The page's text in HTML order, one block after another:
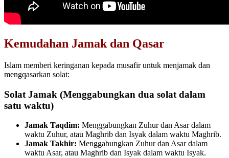
Kemudahan Jamak dan Qasar
Islam memberi keringanan kepada musafir untuk menjamak dan
mengqasarkan solat:
Solat Jamak (Menggabungkan dua solat dalam
satu waktu)
Jamak Taqdim: Menggabungkan Zuhur dan Asar dalam
waktu Zuhur, atau Maghrib dan Isyak dalam waktu Maghrib.
Jamak Takhir: Menggabungkan Zuhur dan Asar dalam
waktu Asar, atau Maghrib dan Isyak dalam waktu Isyak.